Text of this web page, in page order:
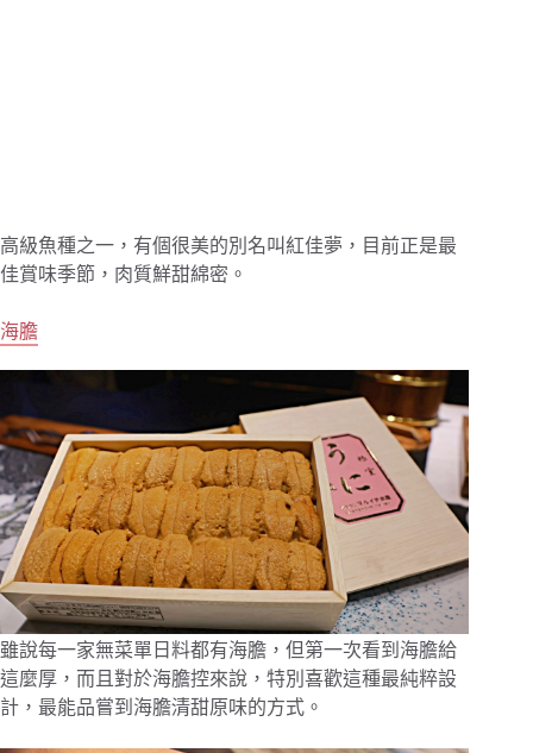
高級魚種之一，有個很美的別名叫紅佳夢，目前正是最
佳賞味季節，肉質鮮甜綿密。
海膽
雖說每一家無菜單日料都有海膽，但第一次看到海膽給
這麼厚，而且對於海膽控來說，特別喜歡這種最純粹設
計，最能品嘗到海膽清甜原味的方式。